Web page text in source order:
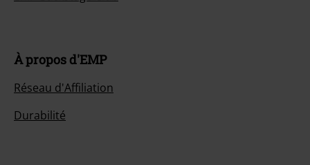
À propos d'EMP
Réseau d'Affiliation
Durabilité